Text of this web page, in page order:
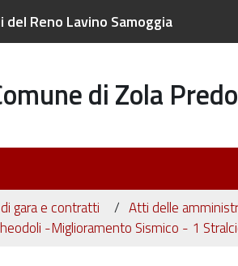
del Reno Lavino Samoggia
di Zola
gara e contratti Atti delle
-Miglioramento Sismico - 1